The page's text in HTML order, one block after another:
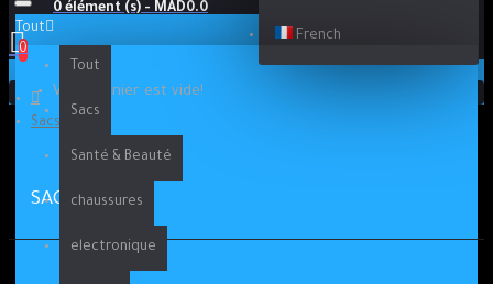
French
0 élément (s) - MAD0.0
0
Votre panier est vide!
Tout
Tout
Sacs
Santé & Beauté
chaussures
electronique
Sacs
SACS